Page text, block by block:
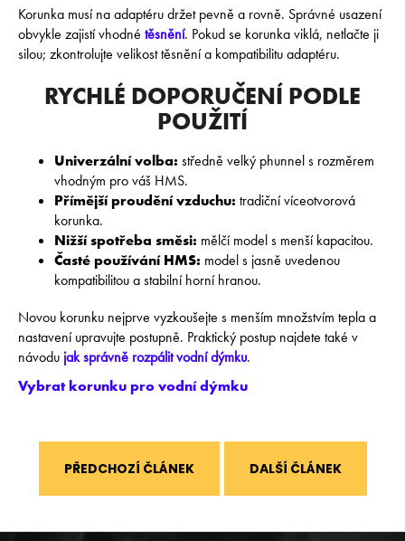
Korunka musí na adaptéru držet pevně a rovně. Správné usazení
obvykle zajistí vhodné těsnění. Pokud se korunka viklá, netlačte ji
silou; zkontrolujte velikost těsnění a kompatibilitu adaptéru.
RYCHLÉ DOPORUČENÍ PODLE
POUŽITÍ
Univerzální volba: středně velký phunnel s rozměrem
vhodným pro váš HMS.
Přímější proudění vzduchu: tradiční víceotvorová
korunka.
Nižší spotřeba směsi: mělčí model s menší kapacitou.
Časté používání HMS: model s jasně uvedenou
kompatibilitou a stabilní horní hranou.
Novou korunku nejprve vyzkoušejte s menším množstvím tepla a
nastavení upravujte postupně. Praktický postup najdete také v
návodujak správně rozpálit vodní dýmku.
Vybrat korunku pro vodní dýmku
PŘEDCHOZÍ ČLÁNEK DALŠÍ ČLÁNEK